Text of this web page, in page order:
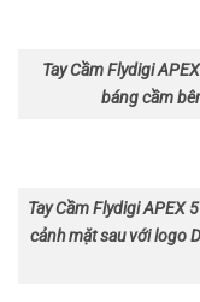
Tay Cầm Flydigi
báng cầm
Tay Cầm Flydigi APEX
cảnh mặt sau với logo